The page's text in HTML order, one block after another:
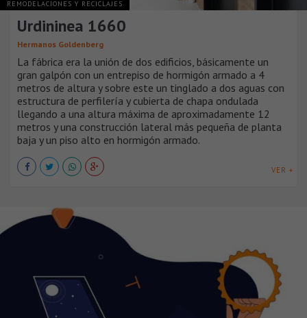
REMODELACIONES Y RECICLAJES
Urdininea 1660
Hermanos Goldenberg
La fábrica era la unión de dos edificios, básicamente un
gran galpón con un entrepiso de hormigón armado a 4
metros de altura y sobre este un tinglado a dos aguas con
estructura de perfilería y cubierta de chapa ondulada
llegando a una altura máxima de aproximadamente 12
metros y una construcción lateral más pequeña de planta
baja y un piso alto en hormigón armado.
VER +